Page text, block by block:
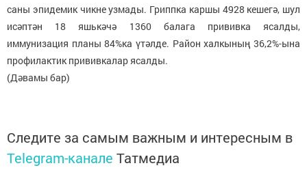
саны эпидемик чикне узмады. Гриппка каршы 4928 кешегә, шул
исәптән 18 яшькәчә 1360 балага прививка ясалды,
иммунизация планы 84%ка үтәлде. Район халкының 36,2%-ына
профилактик прививкалар ясалды.
(Дәвамы бар)
Следите за самым важным и интересным в
Telegram-канале Татмедиа